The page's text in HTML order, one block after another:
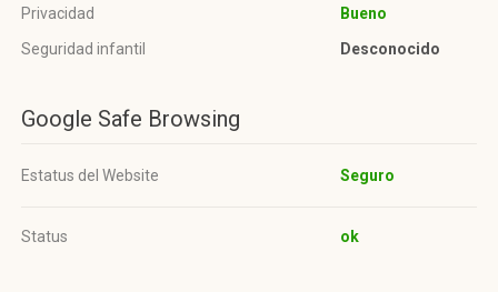
Privacidad
Bueno
Seguridad infantil
Desconocido
Google Safe Browsing
Estatus del Website Seguro
Status ok